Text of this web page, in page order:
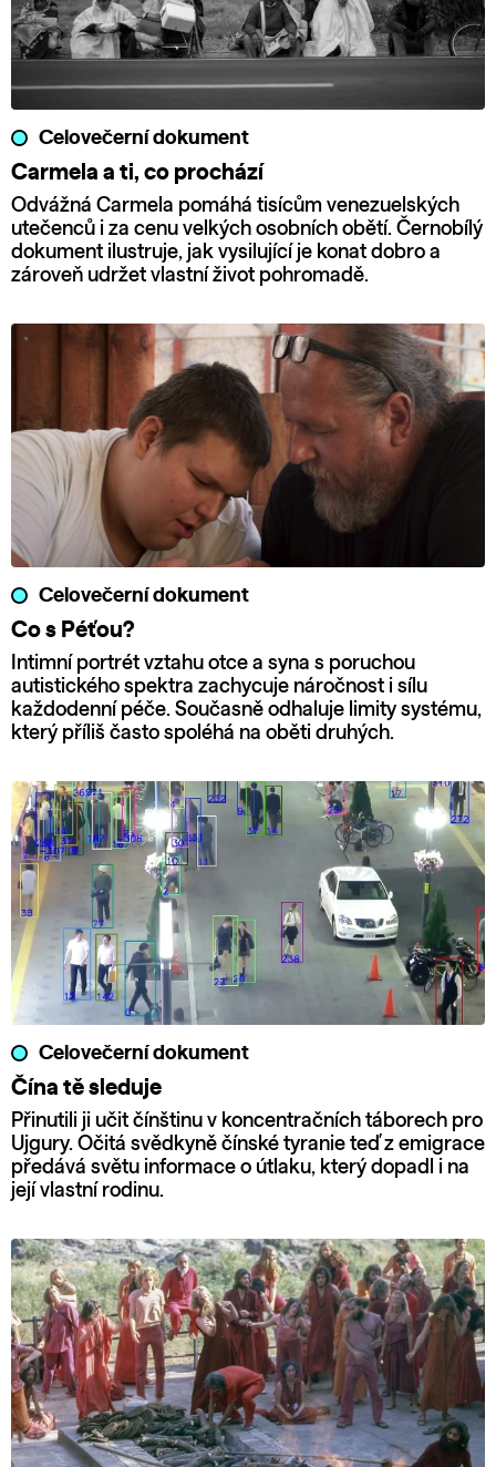
Celovečerní dokument
Carmela a ti, co prochází
Odvážná Carmela pomáhá tisícům venezuelských
utečenců i za cenu velkých osobních obětí. Černobílý
dokument ilustruje, jak vysilující je konat dobro a
zároveň udržet vlastní život pohromadě.
Celovečerní dokument
Co s Péťou?
Intimní portrét vztahu otce a syna s poruchou
autistického spektra zachycuje náročnost i sílu
každodenní péče. Současně odhaluje limity systému,
který příliš často spoléhá na oběti druhých.
Celovečerní dokument
Čína tě sleduje
Přinutili ji učit čínštinu v koncentračních táborech pro
Ujgury. Očitá svědkyně čínské tyranie teď z emigrace
předává světu informace o útlaku, který dopadl i na
její vlastní rodinu.